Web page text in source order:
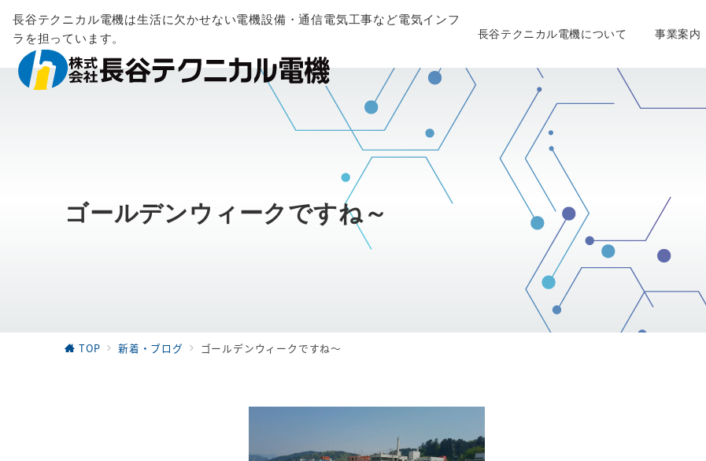
長谷テクニカル電機は生活に欠かせない電機設備・通信電気工事など電気インフ
ラを担っています。
長谷テクニカル電機について 事業案内
ゴールデンウィークですね～
TOP 新着・ブログ ゴールデンウィークですね～